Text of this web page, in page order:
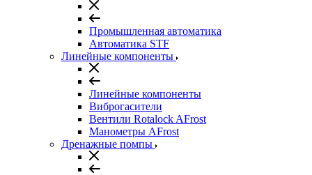
Промышленная автоматика
Автоматика STF
Линейные компоненты
Линейные компоненты
Виброгасители
Вентили Rotalock AFrost
Манометры AFrost
Дренажные помпы